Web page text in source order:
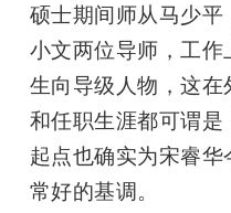
硕士期间师从马少
小文两位导师，工作
生向导级人物，这
和任职生涯都可谓
起点也确实为宋睿
常好的基调。